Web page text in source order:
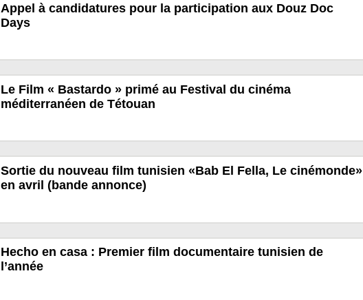
Appel à candidatures pour la participation aux Douz Doc
Days
Le Film « Bastardo » primé au Festival du cinéma
méditerranéen de Tétouan
Sortie du nouveau film tunisien «Bab El Fella, Le cinémonde»
en avril (bande annonce)
Hecho en casa : Premier film documentaire tunisien de
l’année